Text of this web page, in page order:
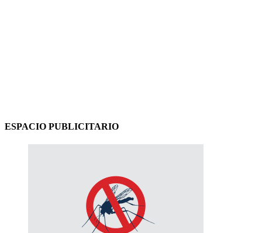
ESPACIO PUBLICITARIO